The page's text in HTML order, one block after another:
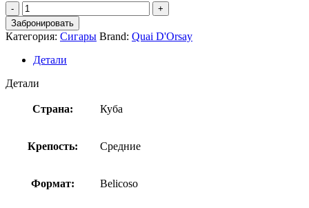
Забронировать
Категория: Сигары Brand: Quai D'Orsay
Детали
Детали
Страна: Куба
Крепость: Средние
Формат: Belicoso